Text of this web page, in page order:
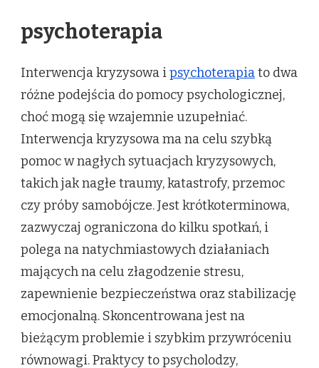
psychoterapia
Interwencja kryzysowa ipsychoterapiato dwa
różne podejścia do pomocy psychologicznej,
choć mogą się wzajemnie uzupełniać.
Interwencja kryzysowa ma na celu szybką
pomoc w nagłych sytuacjach kryzysowych,
takich jak nagłe traumy, katastrofy, przemoc
czy próby samobójcze. Jest krótkoterminowa,
zazwyczaj ograniczona do kilku spotkań, i
polega na natychmiastowych działaniach
mających na celu złagodzenie stresu,
zapewnienie bezpieczeństwa oraz stabilizację
emocjonalną. Skoncentrowana jest na
bieżącym problemie i szybkim przywróceniu
równowagi. Praktycy to psycholodzy,